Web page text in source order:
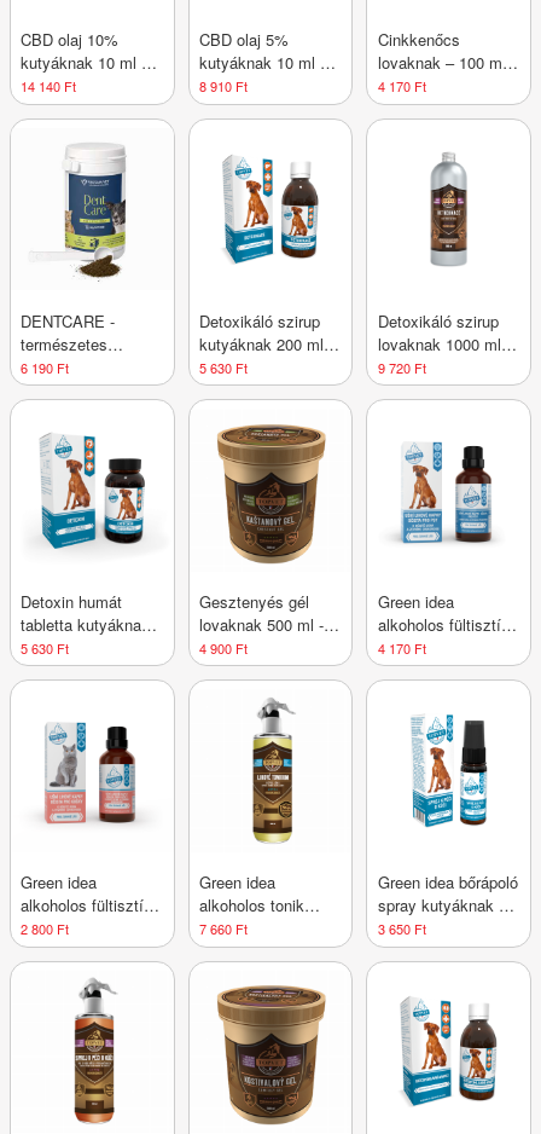
CBD olaj 10%
kutyáknak 10 ml –
Green idea
14 140 Ft
CBD olaj 5%
kutyáknak 10 ml –
Green idea
8 910 Ft
Cinkkenőcs
lovaknak – 100 ml –
Green idea
4 170 Ft
DENTCARE -
természetes
szájhigiéniai
támogatás kutyák
számára 60 g -
Valsam Vet
6 190 Ft
Detoxikáló szirup
kutyáknak 200 ml –
Green idea
5 630 Ft
Detoxikáló szirup
lovaknak 1000 ml –
Green idea
9 720 Ft
Detoxin humát
tabletta kutyáknak
90 db - Green idea
5 630 Ft
Gesztenyés gél
lovaknak 500 ml -
Green idea
4 900 Ft
Green idea
alkoholos fültisztító
cseppek kutyáknak,
50 ml
4 170 Ft
Green idea
alkoholos fültisztító
cseppek
macskáknak 50 ml
2 800 Ft
Green idea
alkoholos tonik
lovaknak repelens
hatással 250 ml
7 660 Ft
Green idea bőrápoló
spray kutyáknak 10
ml
3 650 Ft